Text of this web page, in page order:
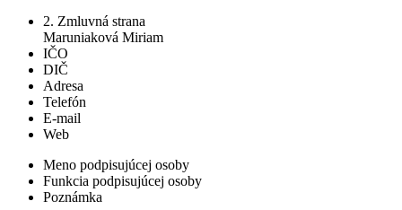
2. Zmluvná strana
Maruniaková Miriam
IČO
DIČ
Adresa
Telefón
E-mail
Web
Meno podpisujúcej osoby
Funkcia podpisujúcej osoby
Poznámka